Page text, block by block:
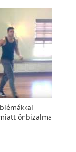
önbizalma